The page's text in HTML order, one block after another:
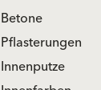
Betone
Pflasterungen
Innenputze